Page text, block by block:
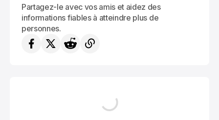
Partagez-le avec vos amis et aidez des
informations fiables à atteindre plus de
personnes.